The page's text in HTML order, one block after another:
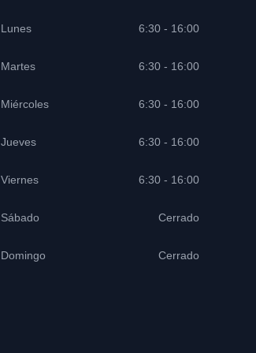
Lunes 6:30 - 16:00
Martes 6:30 - 16:00
Miércoles 6:30 - 16:00
Jueves 6:30 - 16:00
Viernes 6:30 - 16:00
Sábado Cerrado
Domingo Cerrado